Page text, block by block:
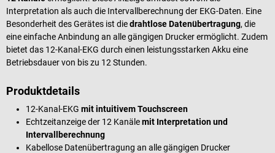
Interpretation als auch die Intervallberechnung der EKG-Daten. Eine
Besonderheit des Gerätes ist diedrahtlose Datenübertragung, die
eine einfache Anbindung an alle gängigen Drucker ermöglicht. Zudem
bietet das 12-Kanal-EKG durch einen leistungsstarken Akku eine
Betriebsdauer von bis zu 12 Stunden.
Produktdetails
12-Kanal-EKG mit intuitivem Touchscreen
Echtzeitanzeige der 12 Kanälemit Interpretation und
Intervallberechnung
Kabellose Datenübertragung an alle gängigen Drucker